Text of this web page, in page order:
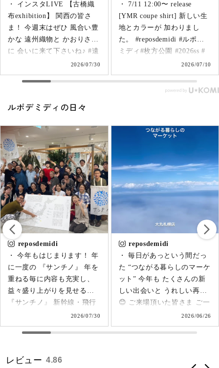
@furuhashi.weaving ◉愛知県
尾州WOOL 糸と色
@itotoiro_bishu ◉福岡県 天
然染料の衣服 宝島染工
日常着 北海道の皆さま 会場
https://www.daimaru.co.jp/sapporo/tsunagaru2026/
今週も tamaki niime特集 “て
んてん” ＼開催中／ (6/28ま
で) #reposdemidi #大丸札幌
#札幌イベント #つながる暮
らしのマーケット
#japanculture
・ 7/11 12:00〜 release
[YMR coupe shirt] 新しい生
地とカラーが 加わりまし
た。 #reposdemidi #ルポデ
ミディ#枚方公園 #2026ss #
2026/07/10
・ 雨の１日 静かに “インス
タLIVE” tamaki niime 特
集“てんてん” そして 突然で
すが “新作発表” mii サロペ
ットパンツ 第7弾！ 『オー
ガニックコットン & リサイ
クルシルク ライトデニム サ
して検索🔍ください♫ ↓↓↓
https://shop-repos.com/?
pid=192365270 #tamakiniime
#播州織 #reposdemidi #天然
素材の服 #新作発売
2026/06/26
ルポデミディの日々
reposdemidi
・ 毎日があっという間だっ
た “つながる暮らしのマーケ
ット” 今年も たくさんの新
しい出会いと うれしい再会
😊 ご来場頂いた皆さま ご一
緒させて頂いた皆さま 大丸
札幌店の皆さま ありがとう
本文化 #職人技
2026/06/26
reposdemidi
・ 【今日も機嫌よく。】 今
年も全国各地から たくさん
のご来場を ありがとうござ
いました。 出店者の皆さ
ま、 阪急うめだ本店の皆さ
ま、 今年も大変お世話にな
りました。 また来年、
2026/06/
レビュー 4.86